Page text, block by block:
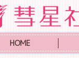
HOME